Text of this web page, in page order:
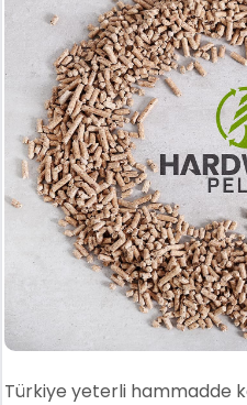
Türkiye yeterli hammadde